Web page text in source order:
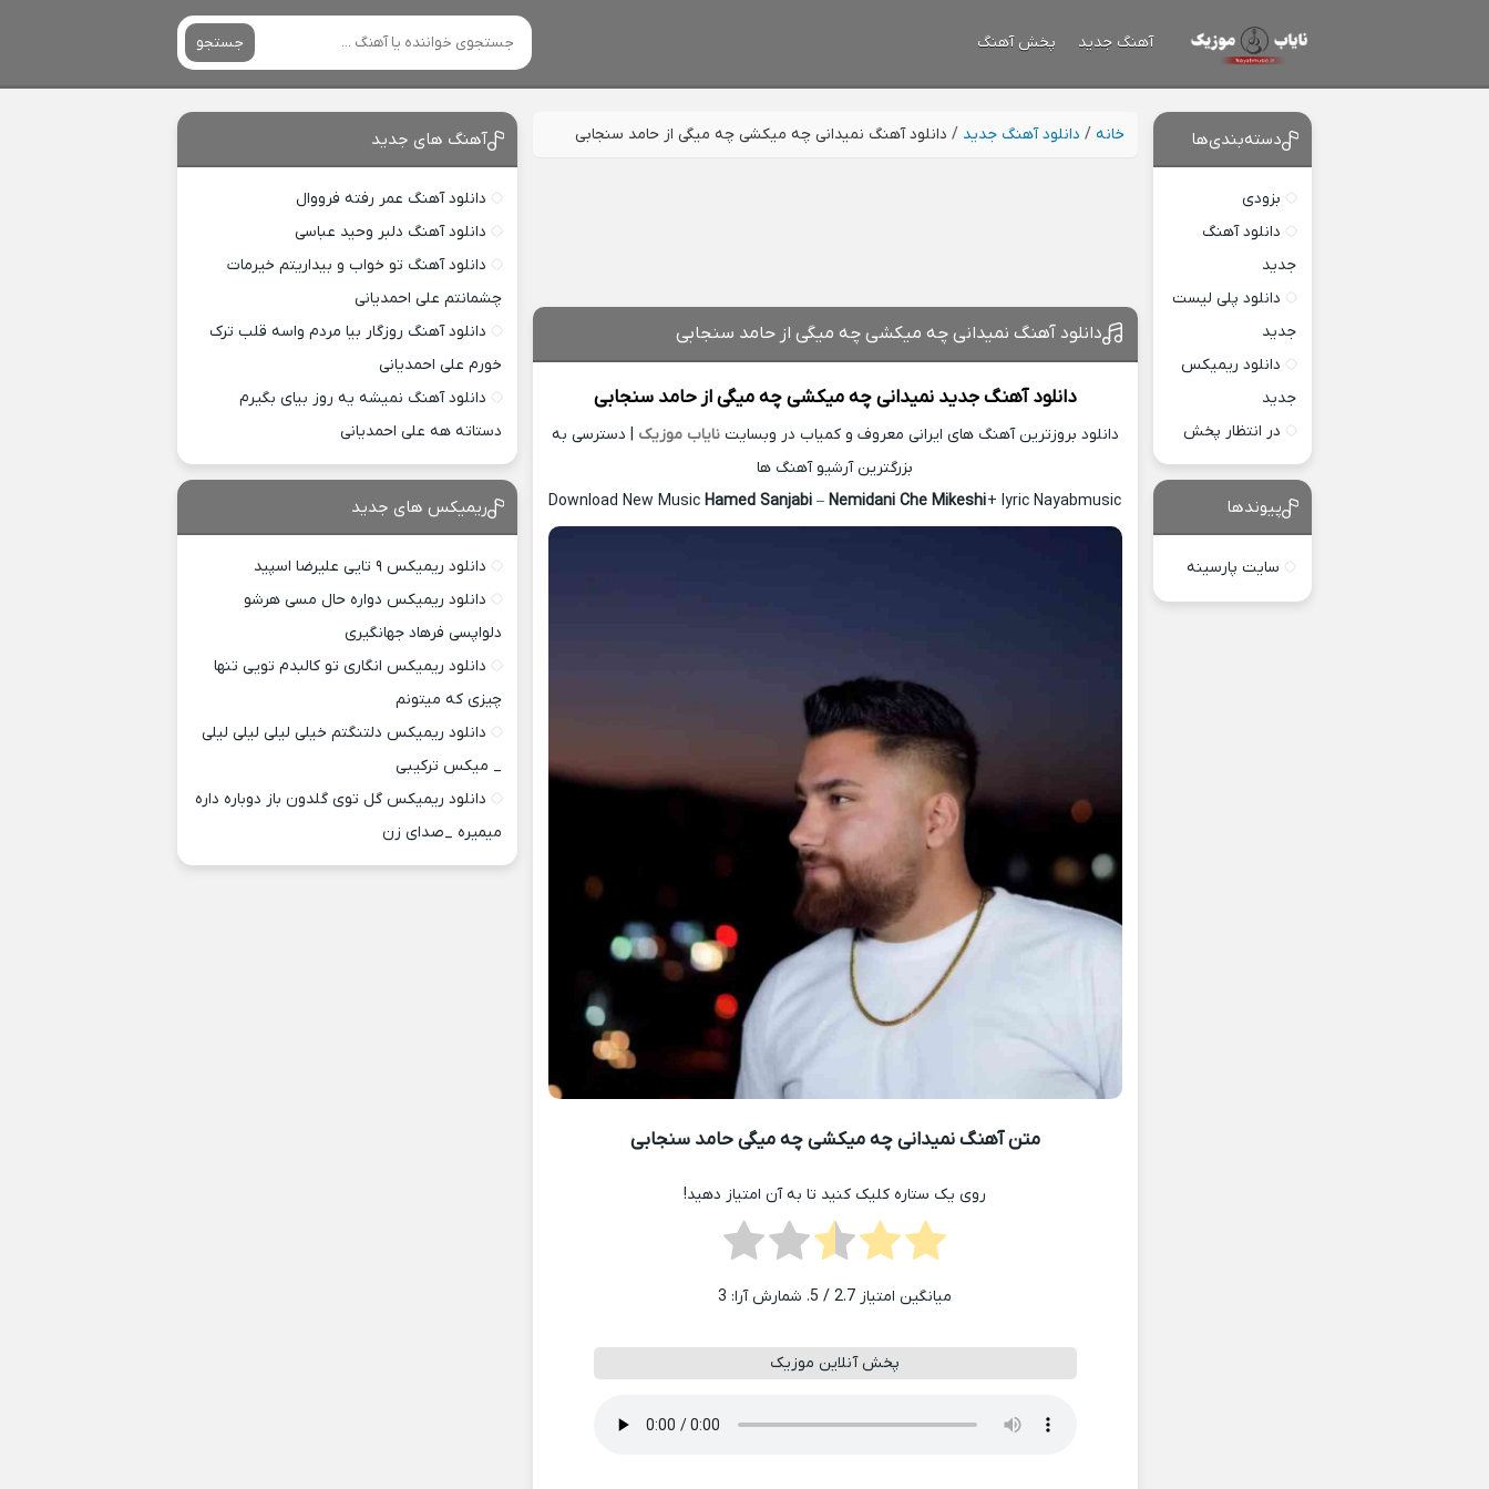
آهنگ جدید پخش آهنگ جستجو
خانه / دانلود آهنگ جدید / دانلود آهنگ نمیدانی چه میکشی چه میگی از حامد سنجابی
دانلود آهنگ نمیدانی چه میکشی چه میگی از حامد سنجابی
دانلود آهنگ جدید نمیدانی چه میکشی چه میگی ازحامد سنجابی
دانلود بروزترین آهنگ های ایرانی معروف و کمیاب در وبسایتنایاب موزیک | دسترسی به
بزرگترین آرشیو آهنگ ها
Download New MusicHamed Sanjabi –Nemidani Che Mikeshi+ lyric Nayabmusic
متن آهنگ نمیدانی چه میکشی چه میگی حامد سنجابی
روی یک ستاره کلیک کنید تا به آن امتیاز دهید!
میانگین امتیاز 2.7/ 5. شمارش آرا: 3
پخش آنلاین موزیک
دسته‌بندی‌ها
بزودی
دانلود آهنگ
جدید
دانلود پلی لیست
جدید
دانلود ریمیکس
جدید
در انتظار پخش
پیوندها
سایت پارسینه
آهنگ های جدید
دانلود آهنگ عمر رفته فرووال
دانلود آهنگ دلبر وحید عباسی
دانلود آهنگ تو خواب و بیداریتم خیرمات
چشمانتم علی احمدیانی
دانلود آهنگ روزگار بیا مردم واسه قلب ترک
خورم علی احمدیانی
دانلود آهنگ نمیشه یه روز بیای بگیرم
دستاته هه علی احمدیانی
ریمیکس های جدید
دانلود ریمیکس ۹ تایی علیرضا اسپید
دانلود ریمیکس دواره حال مسی هرشو
دلواپسی فرهاد جهانگیری
دانلود ریمیکس انگاری تو کالبدم تویی تنها
چیزی که میتونم
دانلود ریمیکس دلتنگتم خیلی لیلی لیلی لیلی
_ میکس ترکیبی
دانلود ریمیکس گل توی گلدون باز دوباره داره
میمیره _صدای زن